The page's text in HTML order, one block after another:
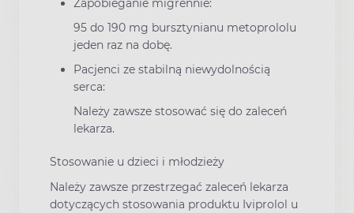
Zapobieganie migrennie:
95 do 190 mg bursztynianu metoprololu
jeden raz na dobę.
Pacjenci ze stabilną niewydolnością
serca:
Należy zawsze stosować się do zaleceń
lekarza.
Stosowanie u dzieci i młodzieży
Należy zawsze przestrzegać zaleceń lekarza
dotyczących stosowania produktu Iviprolol u